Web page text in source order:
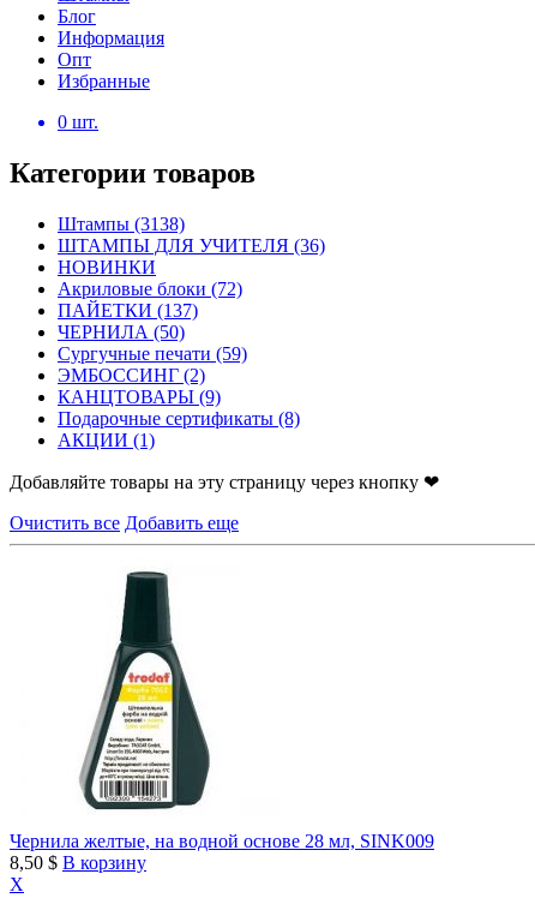
Блог
Информация
Опт
Избранные
0 шт.
Категории товаров
Штампы (3138)
ШТАМПЫ ДЛЯ УЧИТЕЛЯ (36)
НОВИНКИ
Акриловые блоки (72)
ПАЙЕТКИ (137)
ЧЕРНИЛА (50)
Сургучные печати (59)
ЭМБОССИНГ (2)
КАНЦТОВАРЫ (9)
Подарочные сертификаты (8)
АКЦИИ (1)
Добавляйте товары на эту страницу через кнопку ❤
Очистить все Добавить еще
Чернила желтые, на водной основе 28 мл, SINK009
8,50 $ В корзину
X